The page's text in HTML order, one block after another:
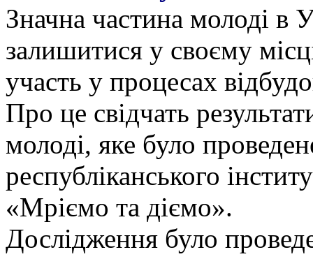
Значна частина молоді в
залишитися у своєму
участь у процесах
Про це свідчать
молоді, яке було
республіканського
«Мріємо та діємо».
Дослідження було